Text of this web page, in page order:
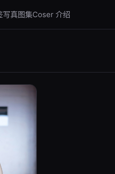
写真图集Coser 介绍